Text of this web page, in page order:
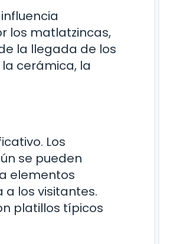
los matlatzincas,
la llegada de los
cerámica, la
Los
se pueden
elementos
los visitantes.
platillos típicos